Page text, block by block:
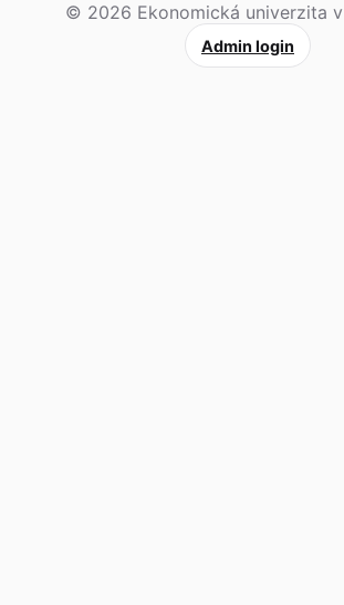
© 2026 Ekonomická univerzita
Admin login